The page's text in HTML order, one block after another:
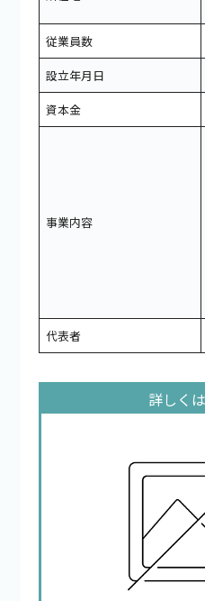
従業員数
設立年月日
資本金
事業内容
代表者